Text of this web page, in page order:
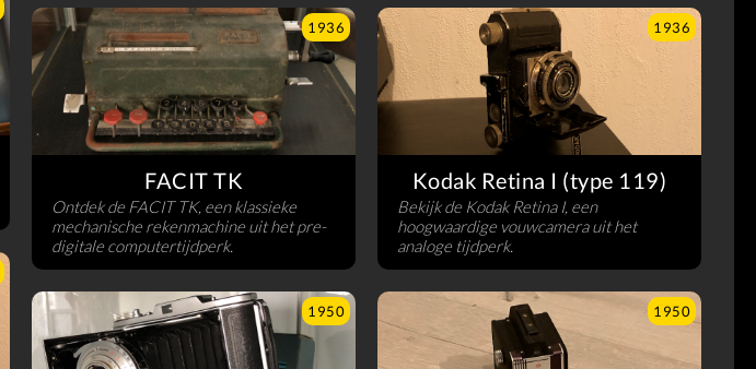
1936
FACIT TK
Ontdek de FACIT TK, een klassieke
mechanische rekenmachine uit het pre-
digitale computertijdperk.
1936
Kodak Retina I (type 119)
Bekijk de Kodak Retina I, een
hoogwaardige vouwcamera uit het
analoge tijdperk.
1950 1950